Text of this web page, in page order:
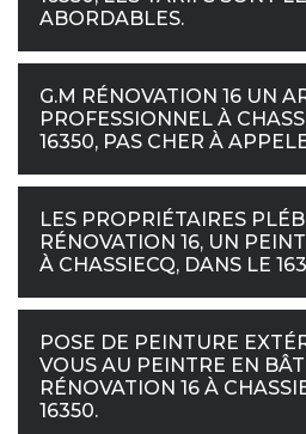
ABORDABLES.
G.M RÉNOVATION 16 UN
PROFESSIONNEL À
16350, PAS CHER À
LES PROPRIÉTAIRES
RÉNOVATION 16, UN
À CHASSIECQ, DANS LE
POSE DE PEINTURE
VOUS AU PEINTRE EN
RÉNOVATION 16 À
16350.